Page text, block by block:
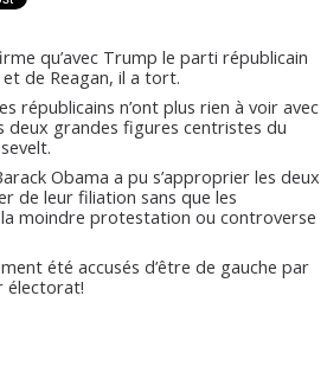
qu’avec Trump le parti républicain
et de Reagan, il a tort.
républicains n’ont plus rien à voir avec
deux grandes figures centristes du
Obama a pu s’approprier les deux
de leur filiation sans que les
la moindre protestation ou controverse
été accusés d’être de gauche par
électorat!